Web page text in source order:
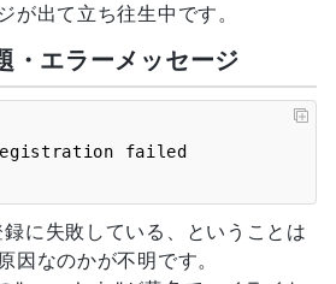
が出て立ち往生中です。
・エラーメッセージ
に失敗している、ということは
因なのかが不明です。